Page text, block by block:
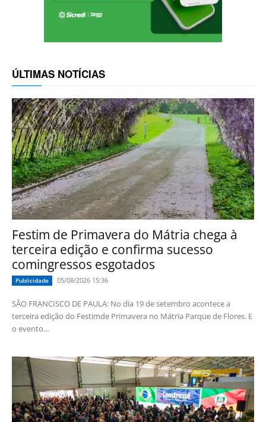
ÚLTIMAS NOTÍCIAS
Festim de Primavera do Mátria chega à
terceira edição e confirma sucesso
comingressos esgotados
Publicidade 05/08/2026 15:36
SÃO FRANCISCO DE PAULA: No dia 19 de setembro acontece a
terceira edição do Festimde Primavera no Mátria Parque de Flores. E
o evento...